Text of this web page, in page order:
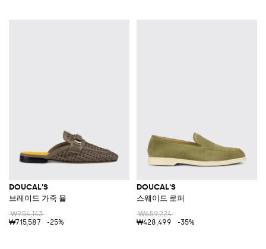
DOUCAL'S
브레이드 가죽 뮬
₩954,143
₩715,587
-25%
DOUCAL'S
스웨이드 로퍼
₩659,224
₩428,499
-35%